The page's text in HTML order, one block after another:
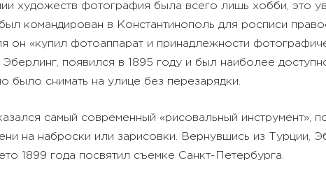
художеств фотография была всего лишь хобби, это
командирован в Константинополь для росписи
он «купил фотоаппарат и принадлежности
появился в 1895 году и был наиболее
было снимать на улице без перезарядки.
самый современный «рисовальный инструмент»,
на наброски или зарисовки. Вернувшись из Турции,
1899 года посвятил съемке Санкт-Петербурга.